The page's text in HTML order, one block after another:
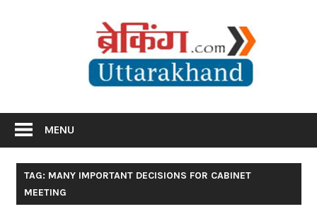
MENU
TAG: MANY IMPORTANT DECISIONS FOR CABINET
MEETING